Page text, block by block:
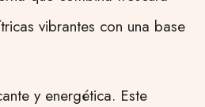
vibrantes con una base
y energética. Este